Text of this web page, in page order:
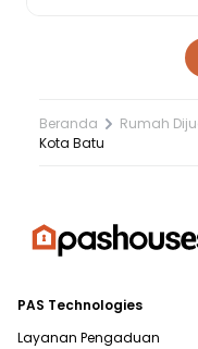
Beranda Rumah
Kota Batu
PAS Technologies
Layanan Pengaduan